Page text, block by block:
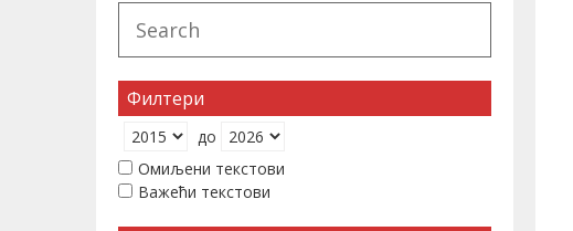
Филтери
до
Омиљени текстови
Важећи текстови